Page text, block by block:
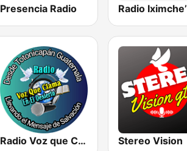
Presencia Radio Radio Iximche’
Radio Voz que Clama en el Desierto Stereo Vision